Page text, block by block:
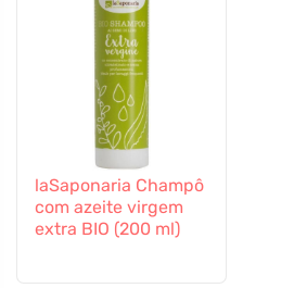
laSaponaria Champô
com azeite virgem
extra BIO (200 ml)